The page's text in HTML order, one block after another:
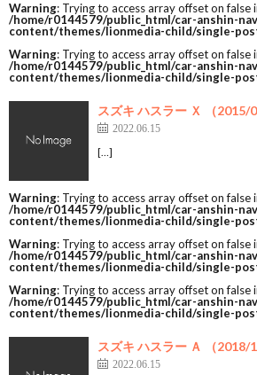
Warning: Trying to access array offset on false
/home/r0144579/public_html/car-anshin-
content/themes/lionmedia-child/single-
Warning: Trying to access array offset on false
/home/r0144579/public_html/car-anshin-
content/themes/lionmedia-child/single-
スズキ ハスラー Ｘ （2015/
2022.06.15
[…]
Warning: Trying to access array offset on false
/home/r0144579/public_html/car-anshin-
content/themes/lionmedia-child/single-
Warning: Trying to access array offset on false
/home/r0144579/public_html/car-anshin-
content/themes/lionmedia-child/single-
Warning: Trying to access array offset on false
/home/r0144579/public_html/car-anshin-
content/themes/lionmedia-child/single-
スズキ ハスラー Ａ （2018/
2022.06.15